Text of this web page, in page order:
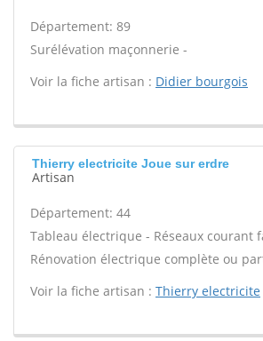
Département: 89
Surélévation maçonnerie -
Voir la fiche artisan : Didier bourgois
Thierry electricite Joue sur erdre
Artisan
Département: 44
Tableau électrique - Réseaux courant
Rénovation électrique complète ou
Voir la fiche artisan : Thierry electricite